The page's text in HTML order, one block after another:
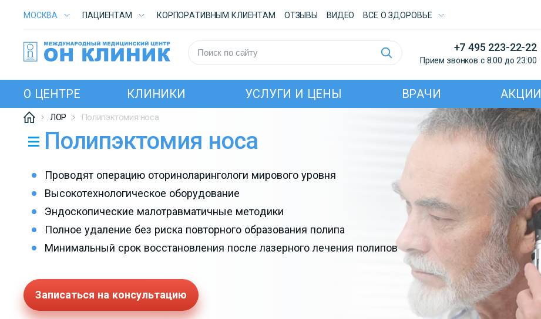
МОСКВА ПАЦИЕНТАМ КОРПОРАТИВНЫМ КЛИЕНТАМ ОТЗЫВЫ ВИДЕО ВСE О ЗДОРОВЬЕ
+7 495 223-22-22
Прием звонков с 8:00 до 23:00
О ЦЕНТРЕ КЛИНИКИ УСЛУГИ И ЦЕНЫ ВРАЧИ АКЦИИ
ЛОР Полипэктомия носа
Полипэктомия носа
Проводят операцию оториноларингологи мирового уровня
Высокотехнологическое оборудование
Эндоскопические малотравматичные методики
Полное удаление без риска повторного образования полипа
Минимальный срок восстановления после лазерного лечения полипов
Записаться на консультацию